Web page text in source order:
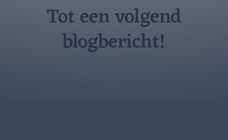
Tot een volgend
blogbericht!